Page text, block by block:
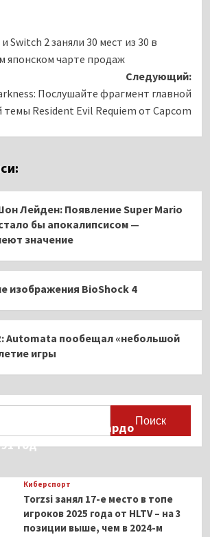
Switch 2 заняли 30 мест из 30 в
японском чарте продаж
Следующий:
Послушайте фрагмент главной
темы Resident Evil Requiem от Capcom
Лейден: Появление Super Mario
бы апокалипсисом —
значение
изображения BioShock 4
Automata пообещал «небольшой
игры
актриса Брижит Бардо
год
Киберспорт
Torzsi занял 17-е место в топе
игроков 2025 года от HLTV – на 3
позиции выше, чем в 2024-м